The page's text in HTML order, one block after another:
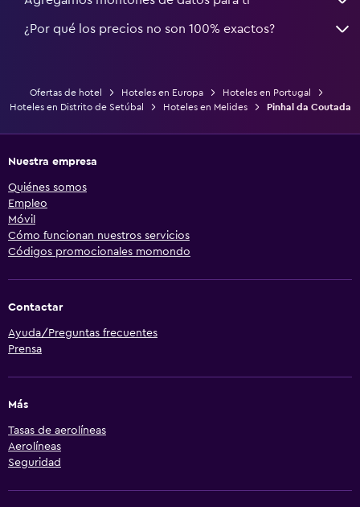
¿Por qué los precios no son 100% exactos?
Ofertas de hotel Hoteles en Europa
Hoteles en Portugal
Hoteles en Distrito de Setúbal
Hoteles en Melides Pinhal da Coutada
Nuestra empresa
Quiénes somos
Empleo
Móvil
Cómo funcionan nuestros servicios
Códigos promocionales momondo
Contactar
Ayuda/Preguntas frecuentes
Prensa
Más
Tasas de aerolíneas
Aerolíneas
Seguridad